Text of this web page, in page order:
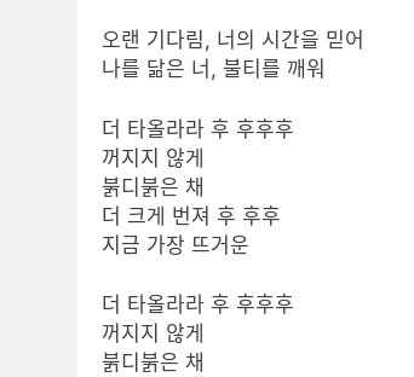
오랜 기다림, 너의 시간을 믿어
나를 닮은 너, 불티를 깨워
더 타올라라 후 후후후
꺼지지 않게
붉디붉은 채
더 크게 번져 후 후후
지금 가장 뜨거운
더 타올라라 후 후후후
꺼지지 않게
붉디붉은 채